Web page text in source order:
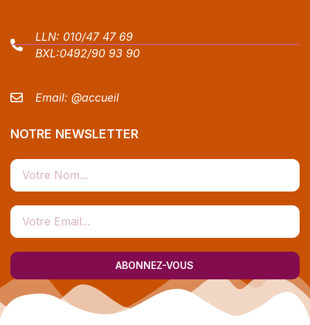
LLN: 010/47 47 69
BXL:0492/90 93 90
Email: @accueil
NOTRE NEWSLETTER
ABONNEZ-VOUS